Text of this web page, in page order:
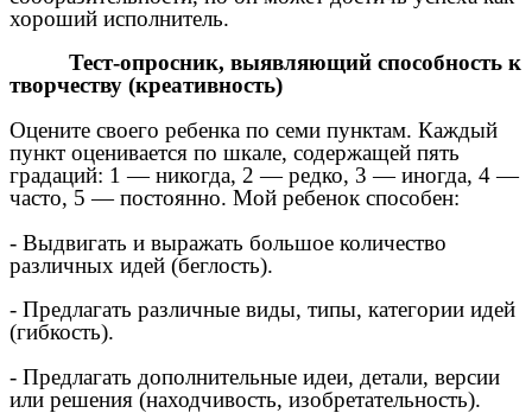
хороший исполнитель.
Тест-опросник, выявляющий способность к
творчеству (креативность)
Оцените своего ребенка по семи пунктам. Каждый
пункт оценивается по шкале, содержащей пять
градаций: 1 — никогда, 2 — редко, 3 — иногда, 4 —
часто, 5 — постоянно. Мой ребенок способен:
- Выдвигать и выражать большое количество
различных идей (беглость).
- Предлагать различные виды, типы, категории идей
(гибкость).
- Предлагать дополнительные идеи, детали, версии
или решения (находчивость, изобретательность).